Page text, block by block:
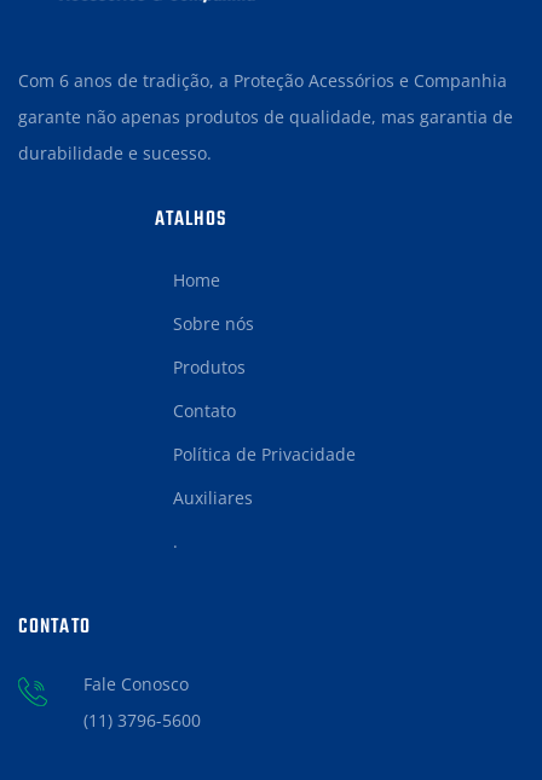
Com 6 anos de tradição, a Proteção Acessórios e Companhia
garante não apenas produtos de qualidade, mas garantia de
durabilidade e sucesso.
ATALHOS
Home
Sobre nós
Produtos
Contato
Política de Privacidade
Auxiliares
.
CONTATO
Fale Conosco
(11) 3796-5600